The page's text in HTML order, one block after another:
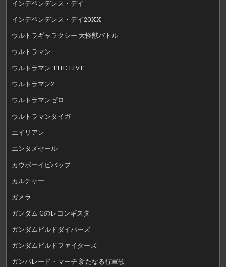
インデペンデンス・デイ
インデペンデンス・デイ20XX
ウルトラギャラクシー 大怪獣バトル
ウルトラマン
ウルトラマン THE LIVE
ウルトラマンZ
ウルトラマンゼロ
ウルトラマンタイガ
エイリアン
エンタメセール
カウボーイビバップ
カルチャー
ガメラ
ガンダム Gのレコンギスタ
ガンダムビルドダイバーズ
ガンダムビルドファイターズ
ガンパレード・マーチ 新たなる行軍歌